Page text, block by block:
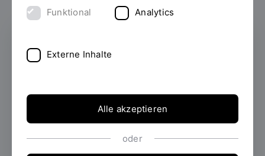
Fakultät Architektur
Funktional Analytics
Externe Inhalte
Alle akzeptieren
oder